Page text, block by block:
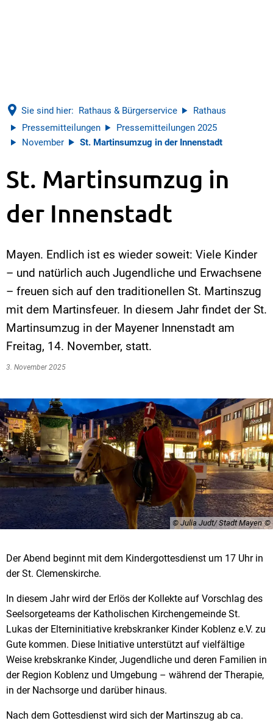
Sie sind hier: Rathaus & Bürgerservice
Rathaus
Pressemitteilungen
Pressemitteilungen 2025
November
St. Martinsumzug in der Innenstadt
St. Martinsumzug in
der Innenstadt
Mayen. Endlich ist es wieder soweit: Viele Kinder
– und natürlich auch Jugendliche und Erwachsene
– freuen sich auf den traditionellen St. Martinszug
mit dem Martinsfeuer. In diesem Jahr findet der St.
Martinsumzug in der Mayener Innenstadt am
Freitag, 14. November, statt.
3. November 2025
© Julia Judt/ Stadt Mayen
Der Abend beginnt mit dem Kindergottesdienst um 17 Uhr in
der St. Clemenskirche.
In diesem Jahr wird der Erlös der Kollekte auf Vorschlag des
Seelsorgeteams der Katholischen Kirchengemeinde St.
Lukas der Elterninitiative krebskranker Kinder Koblenz e.V. zu
Gute kommen. Diese Initiative unterstützt auf vielfältige
Weise krebskranke Kinder, Jugendliche und deren Familien in
der Region Koblenz und Umgebung – während der Therapie,
in der Nachsorge und darüber hinaus.
Nach dem Gottesdienst wird sich der Martinszug ab ca.